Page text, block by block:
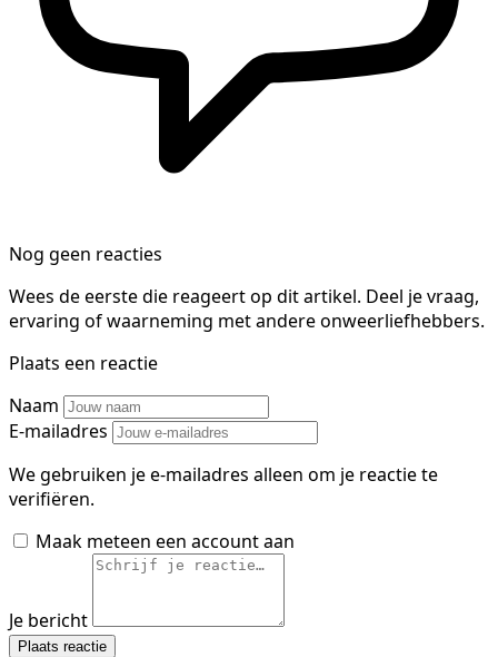
Nog geen reacties
Wees de eerste die reageert op dit artikel. Deel je vraag,
ervaring of waarneming met andere onweerliefhebbers.
Plaats een reactie
Naam
E-mailadres
We gebruiken je e-mailadres alleen om je reactie te
verifiëren.
Maak meteen een account aan
Je bericht
Plaats reactie